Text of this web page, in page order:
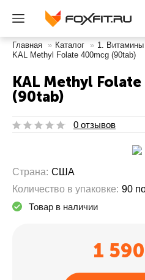
Главная » Каталог » 1.
KAL Methyl Folate 400mcg (90tab)
KAL Methyl
(90tab)
0 отзывов
Страна: США
Количество в упаковке: 90
Товар в наличии
1 590